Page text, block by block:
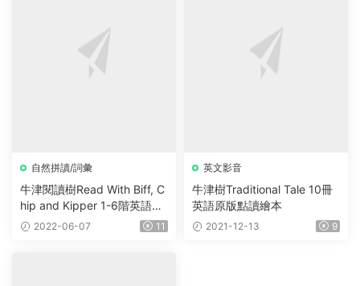
自然拼讀/詞彙
牛津閱讀樹Read With Biff, C
hip and Kipper 1-6階英語自
然拼讀繪本動畫 共48個MP4
2022-06-07 11
英文影音
牛津樹Traditional Tale 10冊
英語原版點讀繪本
2021-12-13 9